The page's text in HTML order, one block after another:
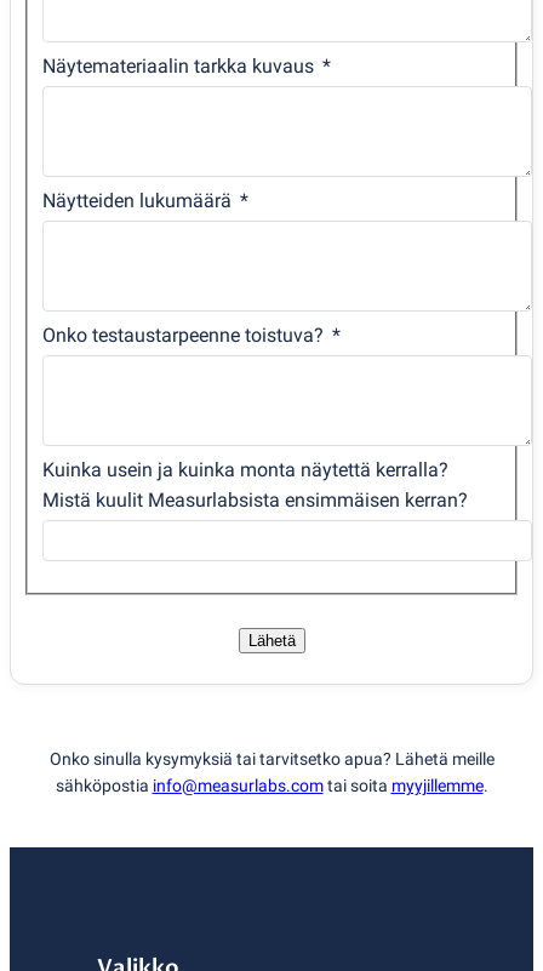
Näytemateriaalin tarkka kuvaus
Näytteiden lukumäärä
Onko testaustarpeenne toistuva?
Kuinka usein ja kuinka monta näytettä kerralla?
Mistä kuulit Measurlabsista ensimmäisen kerran?
Lähetä
Onko sinulla kysymyksiä tai tarvitsetko apua? Lähetä meille
sähköpostia info@measurlabs.comtai soita myyjillemme.